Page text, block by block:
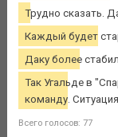
Трудно сказать.
Каждый будет
Даку более
Так Угальде в
команду.
Всего голосов: 77